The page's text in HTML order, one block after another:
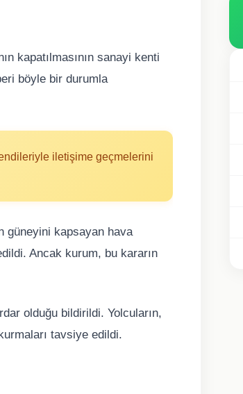
kapatılmasının sanayi kenti
böyle bir durumla
iletişime geçmelerini
güneyini kapsayan hava
Ancak kurum, bu kararın
olduğu bildirildi. Yolcuların,
tavsiye edildi.